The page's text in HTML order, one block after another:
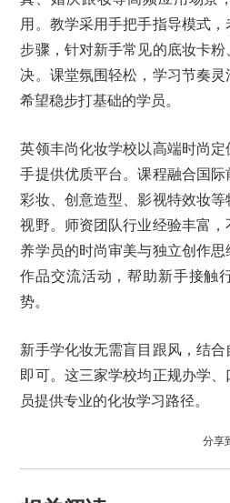
用。教学采用手把手指导模式
步骤，针对新手常见的底妆卡
决。课堂氛围轻松，学习节奏灵
希望稳步打基础的学员。
英领丰尚化妆学校以高端时尚
手提供优质平台。课程融合国
彩妆、创意造型、影视特效妆
视野。师资团队行业经验丰富
养学员的时尚审美与独立创作思
作品交流活动，帮助新手接触
势。
新手学化妆无需盲目跟风，结
即可。这三家学校均正规办学
员提供专业的化妆学习路径。
分享